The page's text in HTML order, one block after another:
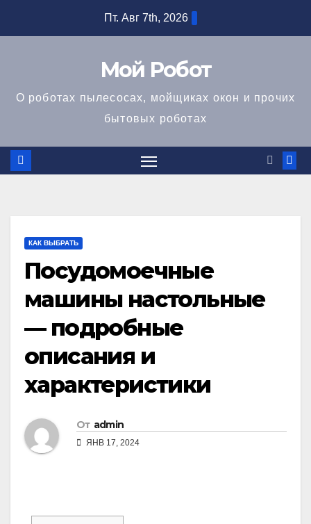
Пт. Авг 7th, 2026
Мой Робот
О роботах пылесосах, мойщиках окон и прочих
бытовых роботах
КАК ВЫБРАТЬ
Посудомоечные
машины настольные
— подробные
описания и
характеристики
От admin
ЯНВ 17, 2024